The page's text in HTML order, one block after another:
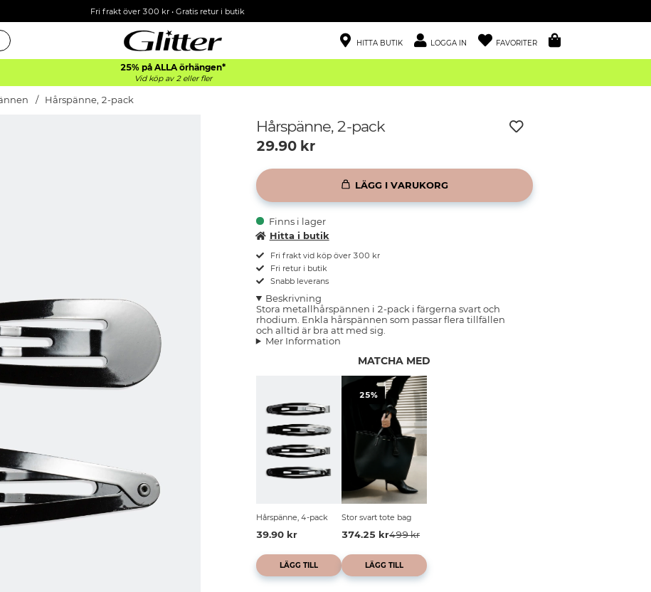
Fri frakt över 300 kr• Gratis retur i butik
HITTA BUTIK LOGGA IN FAVORITER
25% på ALLA örhängen*
Vid köp av 2 eller fler
Hårspänne, 2-pack
Hårspänne, 2-pack
29.90kr
LÄGG I VARUKORG
Finns i lager
Hitta i butik
Fri frakt vid köp över 300 kr
Fri retur i butik
Snabb leverans
Beskrivning
Stora metallhårspännen i 2-pack i färgerna svart och
rhodium. Enkla hårspännen som passar flera tillfällen
och alltid är bra att med sig.
Mer Information
MATCHA MED
Hårspänne, 4-pack
39.90 kr
LÄGG TILL
25%
Stor svart tote bag
374.25 kr499 kr
LÄGG TILL